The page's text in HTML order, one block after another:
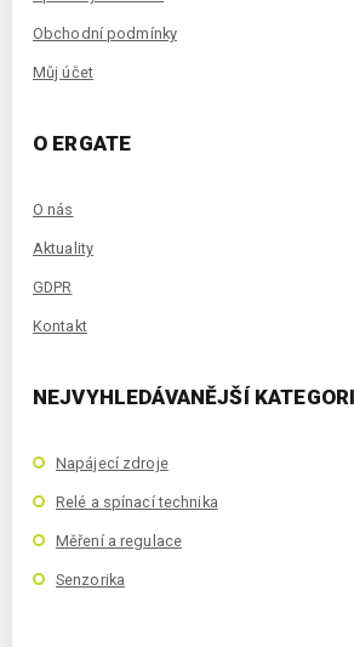
Obchodní podmínky
Můj účet
O ERGATE
O nás
Aktuality
GDPR
Kontakt
NEJVYHLEDÁVANĚJŠÍ
Napájecí zdroje
Relé a spínací technika
Měření a regulace
Senzorika